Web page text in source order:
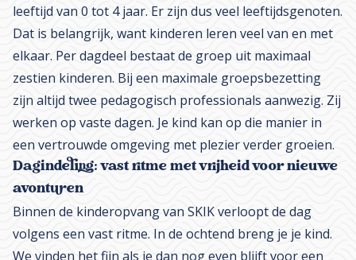
leeftijd van 0 tot 4 jaar. Er zijn dus veel leeftijdsgenoten.
Dat is belangrijk, want kinderen leren veel van en met
elkaar. Per dagdeel bestaat de groep uit maximaal
zestien kinderen. Bij een maximale groepsbezetting
zijn altijd twee pedagogisch professionals aanwezig. Zij
werken op vaste dagen. Je kind kan op die manier in
een vertrouwde omgeving met plezier verder groeien.
Dagindeling: vast ritme met vrijheid voor nieuwe
avonturen
Binnen de kinderopvang van SKIK verloopt de dag
volgens een vast ritme. In de ochtend breng je je kind.
We vinden het fijn als je dan nog even blijft voor een